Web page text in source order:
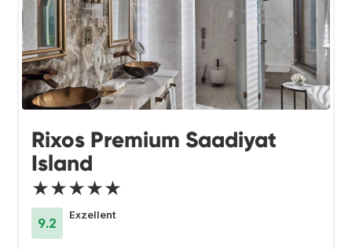
Rixos Premium Saadiyat
Island
★★★★★
9.2
Exzellent